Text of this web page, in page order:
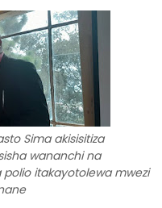
Sima akisisitiza
wananchi na
itakayotolewa mwezi